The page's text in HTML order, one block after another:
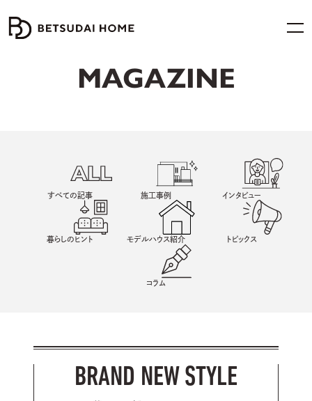
MAGAZINE
すべての記事 施工事例 インタビュー
暮らしのヒント モデルハウス紹介 トピックス
コラム
BRAND NEW STYLE